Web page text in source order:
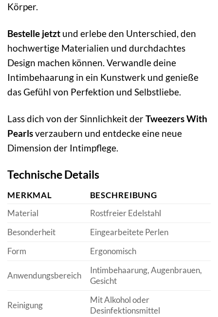
Körper.
Bestelle jetzt und erlebe den Unterschied, den
hochwertige Materialien und durchdachtes
Design machen können. Verwandle deine
Intimbehaarung in ein Kunstwerk und genieße
das Gefühl von Perfektion und Selbstliebe.
Lass dich von der Sinnlichkeit derTweezers With
Pearlsverzaubern und entdecke eine neue
Dimension der Intimpflege.
Technische Details
MERKMAL
BESCHREIBUNG
Material
Rostfreier Edelstahl
Besonderheit
Eingearbeitete Perlen
Form
Ergonomisch
Anwendungsbereich
Intimbehaarung, Augenbrauen,
Gesicht
Reinigung
Mit Alkohol oder
Desinfektionsmittel